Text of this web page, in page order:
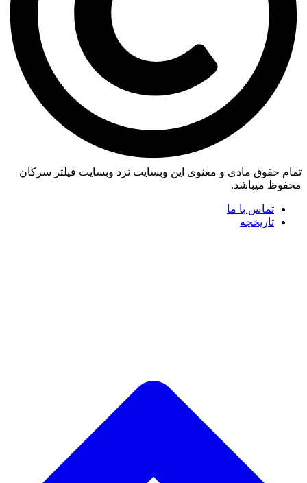
تمام حقوق مادی و معنوی این وبسایت نزد وبسایت فیلتر سرکان
محفوظ میباشد.
تماس با ما
تاریخچه